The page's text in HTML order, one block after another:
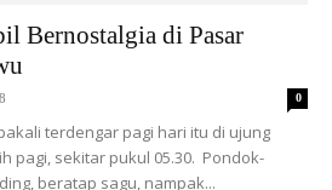
Bernostalgia di Pasar
0
terdengar pagi hari itu di ujung
pagi, sekitar pukul 05.30. Pondok-
beratap sagu, nampak...